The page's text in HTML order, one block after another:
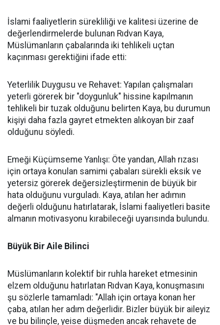
İslami faaliyetlerin sürekliliği ve kalitesi üzerine de
değerlendirmelerde bulunan Rıdvan Kaya,
Müslümanların çabalarında iki tehlikeli uçtan
kaçınması gerektiğini ifade etti:
Yeterlilik Duygusu ve Rehavet: Yapılan çalışmaları
yeterli görerek bir "doygunluk" hissine kapılmanın
tehlikeli bir tuzak olduğunu belirten Kaya, bu durumun
kişiyi daha fazla gayret etmekten alıkoyan bir zaaf
olduğunu söyledi.
Emeği Küçümseme Yanlışı: Öte yandan, Allah rızası
için ortaya konulan samimi çabaları sürekli eksik ve
yetersiz görerek değersizleştirmenin de büyük bir
hata olduğunu vurguladı. Kaya, atılan her adımın
değerli olduğunu hatırlatarak, İslami faaliyetleri basite
almanın motivasyonu kırabileceği uyarısında bulundu.
Büyük Bir Aile Bilinci
Müslümanların kolektif bir ruhla hareket etmesinin
elzem olduğunu hatırlatan Rıdvan Kaya, konuşmasını
şu sözlerle tamamladı: "Allah için ortaya konan her
çaba, atılan her adım değerlidir. Bizler büyük bir aileyiz
ve bu bilinçle, yeise düşmeden ancak rehavete de